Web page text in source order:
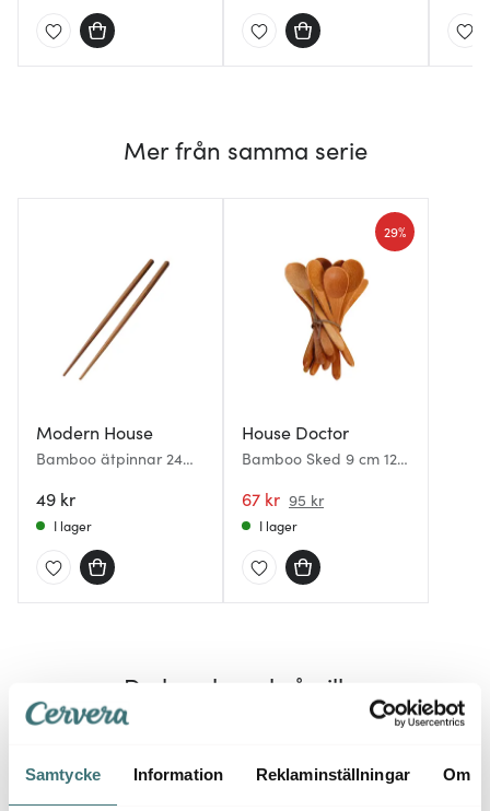
Samtycke Information Reklaminställningar Om
Mer från samma serie
Modern House
Bamboo ätpinnar 24
49 kr
I lager
House Doctor
Bamboo Sked 9 cm 12-
67 kr 95 kr
29%
I lager
Du kanske också gillar